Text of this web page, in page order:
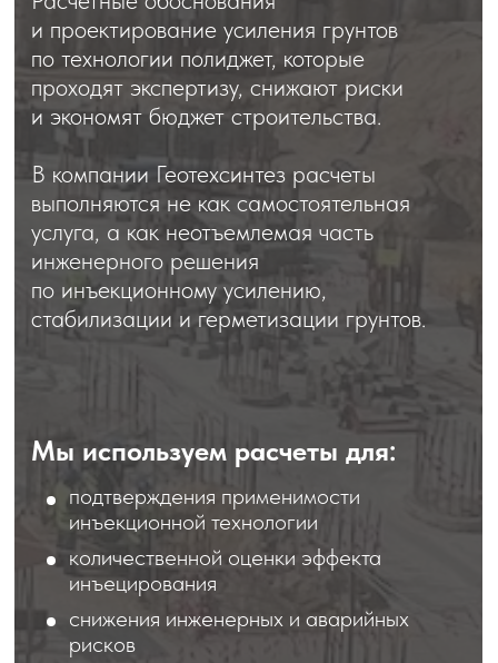
Мы используем расчеты для:
В компании Геотехсинтез расчеты
выполняются не как самостоятельная
услуга, а как неотъемлемая часть
инженерного решения
по инъекционному усилению,
стабилизации и герметизации грунтов.
Оставьте заявку на
получение расчетного
обоснования
И мы свяжемся с вами в
течение часа
подтверждения применимости
инъекционной технологии
количественной оценки эффекта
инъецирования
снижения инженерных и аварийных